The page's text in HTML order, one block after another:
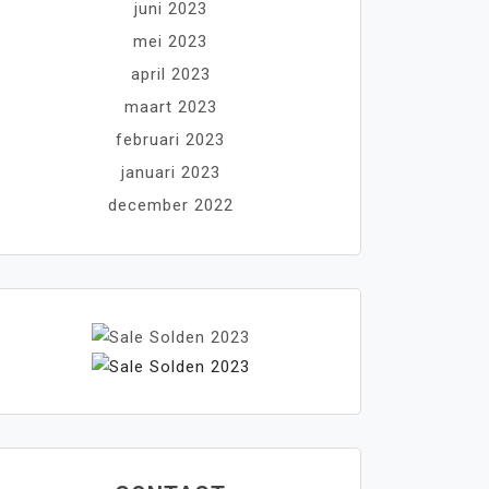
juni 2023
mei 2023
april 2023
maart 2023
februari 2023
januari 2023
december 2022